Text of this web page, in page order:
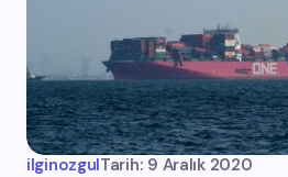
ilginozgulTarih: 9 Aralık 2020